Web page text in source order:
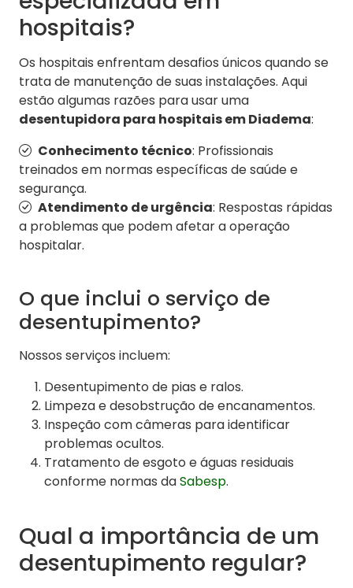
hospitais?
Os hospitais enfrentam desafios únicos quando se
trata de manutenção de suas instalações. Aqui
estão algumas razões para usar uma
desentupidora para hospitais em Diadema:
Conhecimento técnico: Profissionais
treinados em normas específicas de saúde e
segurança.
Atendimento de urgência: Respostas rápidas
a problemas que podem afetar a operação
hospitalar.
O que inclui o serviço de
desentupimento?
Nossos serviços incluem:
Desentupimento de pias e ralos.
Limpeza e desobstrução de encanamentos.
Inspeção com câmeras para identificar
problemas ocultos.
Tratamento de esgoto e águas residuais
conforme normas daSabesp.
Qual a importância de um
desentupimento regular?